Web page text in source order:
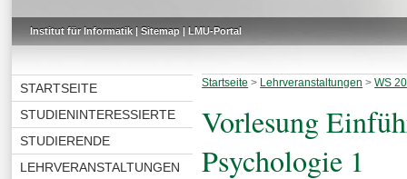
Institut für Informatik| Sitemap| LMU-Portal
STARTSEITE
STUDIENINTERESSIERTE
STUDIERENDE
LEHRVERANSTALTUNGEN
Startseite > Lehrveranstaltungen >WS
Vorlesung
Psychologie 1